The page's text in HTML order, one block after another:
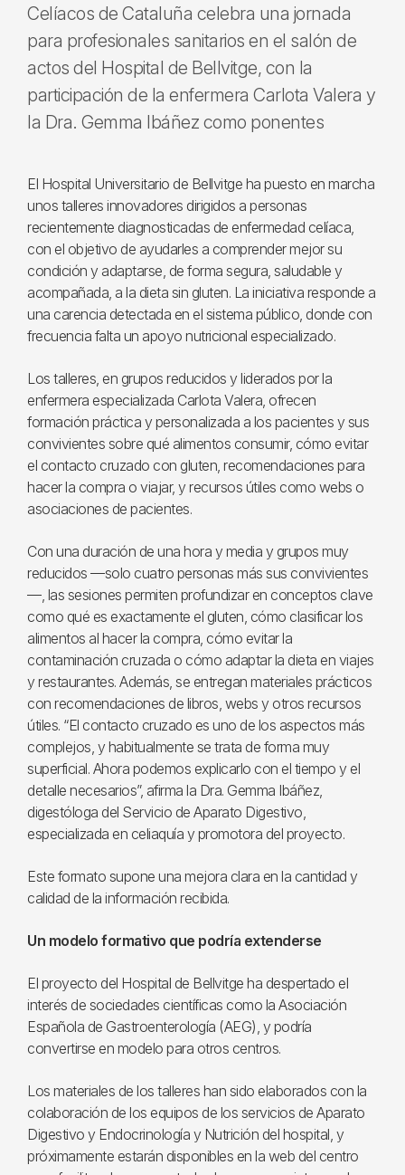
Celíacos de Cataluña celebra una jornada
para profesionales sanitarios en el salón de
actos del Hospital de Bellvitge, con la
participación de la enfermera Carlota Valera y
la Dra. Gemma Ibáñez como ponentes
El Hospital Universitario de Bellvitge ha puesto en marcha
unos talleres innovadores dirigidos a personas
recientemente diagnosticadas de enfermedad celíaca,
con el objetivo de ayudarles a comprender mejor su
condición y adaptarse, de forma segura, saludable y
acompañada, a la dieta sin gluten. La iniciativa responde a
una carencia detectada en el sistema público, donde con
frecuencia falta un apoyo nutricional especializado.
Los talleres, en grupos reducidos y liderados por la
enfermera especializada Carlota Valera, ofrecen
formación práctica y personalizada a los pacientes y sus
convivientes sobre qué alimentos consumir, cómo evitar
el contacto cruzado con gluten, recomendaciones para
hacer la compra o viajar, y recursos útiles como webs o
asociaciones de pacientes.
Con una duración de una hora y media y grupos muy
reducidos —solo cuatro personas más sus convivientes
—, las sesiones permiten profundizar en conceptos clave
como qué es exactamente el gluten, cómo clasificar los
alimentos al hacer la compra, cómo evitar la
contaminación cruzada o cómo adaptar la dieta en viajes
y restaurantes. Además, se entregan materiales prácticos
con recomendaciones de libros, webs y otros recursos
útiles. “El contacto cruzado es uno de los aspectos más
complejos, y habitualmente se trata de forma muy
superficial. Ahora podemos explicarlo con el tiempo y el
detalle necesarios”, afirma la Dra. Gemma Ibáñez,
digestóloga del Servicio de Aparato Digestivo,
especializada en celiaquía y promotora del proyecto.
Este formato supone una mejora clara en la cantidad y
calidad de la información recibida.
Un modelo formativo que podría extenderse
El proyecto del Hospital de Bellvitge ha despertado el
interés de sociedades científicas como la Asociación
Española de Gastroenterología (AEG), y podría
convertirse en modelo para otros centros.
Los materiales de los talleres han sido elaborados con la
colaboración de los equipos de los servicios de Aparato
Digestivo y Endocrinología y Nutrición del hospital, y
próximamente estarán disponibles en la web del centro